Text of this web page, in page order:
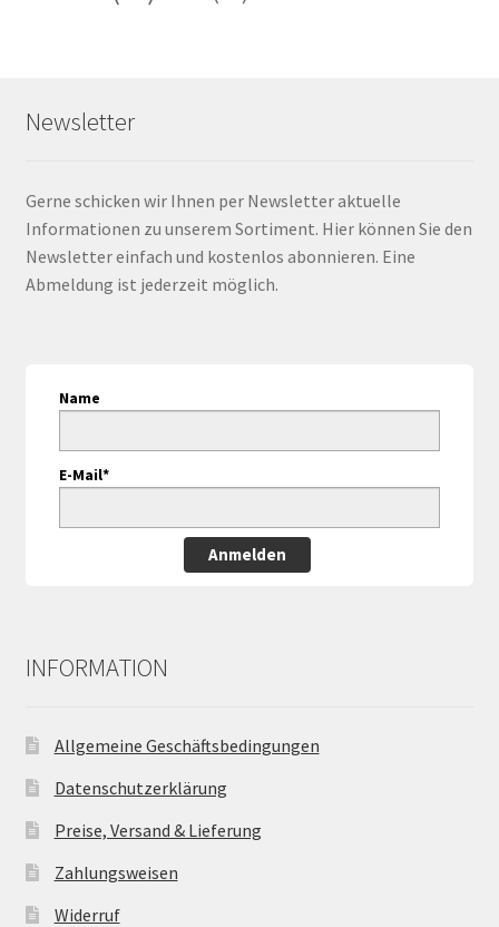
Newsletter
Gerne schicken wir Ihnen per Newsletter aktuelle
Informationen zu unserem Sortiment. Hier können Sie den
Newsletter einfach und kostenlos abonnieren. Eine
Abmeldung ist jederzeit möglich.
Name
E-Mail*
Anmelden
INFORMATION
Allgemeine Geschäftsbedingungen
Datenschutzerklärung
Preise, Versand & Lieferung
Zahlungsweisen
Widerruf